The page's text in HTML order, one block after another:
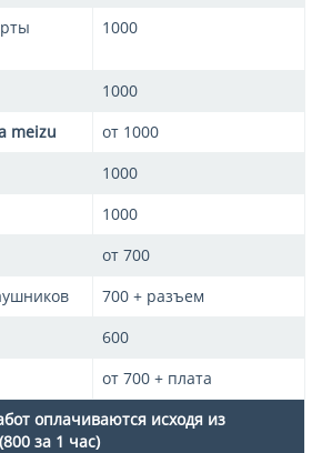
1000
1000
meizu
от 1000
1000
1000
от 700
700 + разъем
600
от 700 + плата
оплачиваются исходя из
за 1 час)